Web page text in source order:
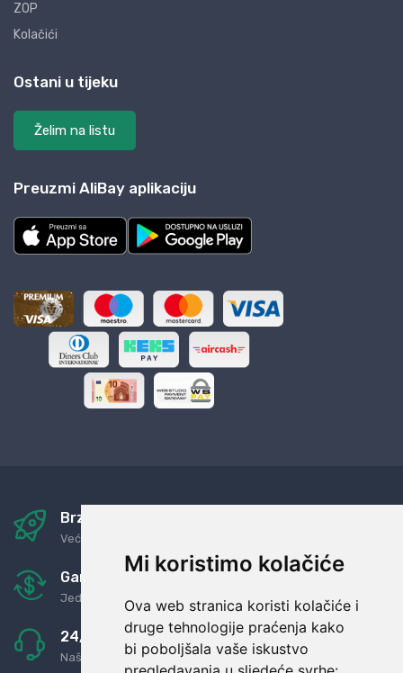
Mi koristimo kolačiće
Ova web stranica koristi kolačiće i
druge tehnologije praćenja kako
bi poboljšala vaše iskustvo
ZOP
Kolačići
Ostani u tijeku
Želim na listu
Preuzmi AliBay aplikaciju
Brza i sigurna dostava
Već za nekoliko dana kod vas
Garancija u povrat novaca
Jednostavno pravilo: Roba za novac
24/7 odlična podrška
Naši agenti uvijek na raspolaganju